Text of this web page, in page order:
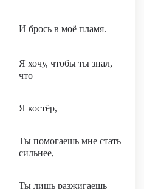
И брось в моё пламя.
Я хочу, чтобы ты знал,
что
Я костёр,
Ты помогаешь мне стать
сильнее,
Ты лишь разжигаешь